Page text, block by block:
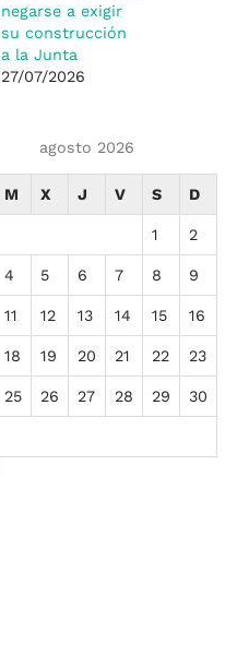
negarse a exigir
su construcción
a la Junta
27/07/2026
agosto 2026
M X J V S D
1 2
4 5 6 7 8 9
11 12 13 14 15 16
18 19 20 21 22 23
25 26 27 28 29 30